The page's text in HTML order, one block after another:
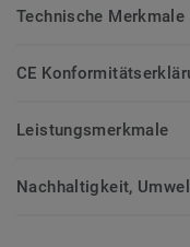
Technische Merkmale
CE
Leistungsmerkmale
Nachhaltigkeit,